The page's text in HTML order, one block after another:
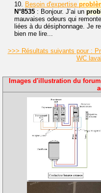
10. Besoin d'expertise
N°8535 : Bonjour. J’ai un
mauvaises odeurs qui
liées à du désiphonnage. Je
bien me lire...
>>> Résultats suivants pour :
WC
Images d'illustration du